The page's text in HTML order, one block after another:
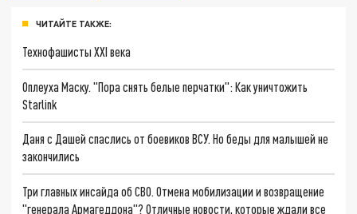
ЧИТАЙТЕ ТАКЖЕ:
Технофашисты XXI века
Оплеуха Маску. "Пора снять белые перчатки": Как уничтожить
Starlink
Даня с Дашей спаслись от боевиков ВСУ. Но беды для малышей не
закончились
Три главных инсайда об СВО. Отмена мобилизации и возвращение
"генерала Армагеддона"? Отличные новости, которые ждали все